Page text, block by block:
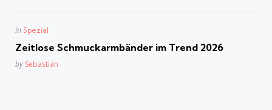
Posted
in Spezial
Zeitlose Schmuckarmbänder im Trend 2026
Posted
by Sebastian